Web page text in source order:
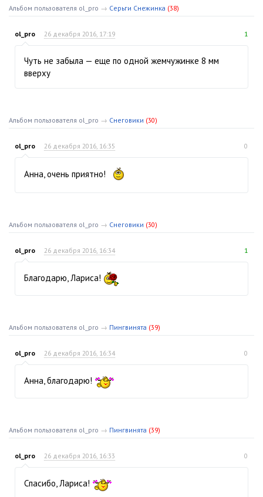
Альбом пользователя ol_pro → Серьги Снежинка (38)
ol_pro 26 декабря 2016, 17:19 1
Чуть не забыла — еще по одной жемчужинке 8 мм
вверху
Альбом пользователя ol_pro → Снеговики (30)
ol_pro 26 декабря 2016, 16:35 0
Анна, очень приятно!
Альбом пользователя ol_pro → Снеговики (30)
ol_pro 26 декабря 2016, 16:34 1
Благодарю, Лариса!
Альбом пользователя ol_pro → Пингвинята (39)
ol_pro 26 декабря 2016, 16:34 0
Анна, благодарю!
Альбом пользователя ol_pro → Пингвинята (39)
ol_pro 26 декабря 2016, 16:33 0
Спасибо, Лариса!